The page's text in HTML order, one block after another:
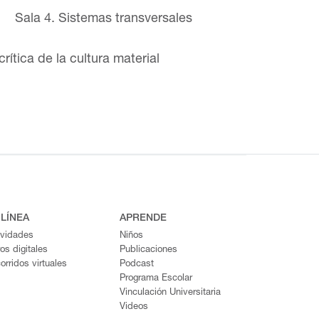
Sala 4. Sistemas transversales
de la cultura material
digitales
virtuales
APRENDE
Niños
Publicaciones
Podcast
Programa Escolar
Vinculación Universitaria
Videos